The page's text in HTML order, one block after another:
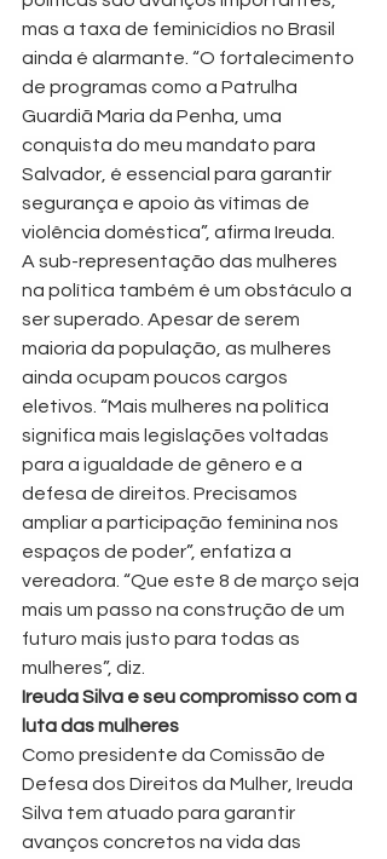
mas a taxa de feminicídios no Brasil
ainda é alarmante. “O fortalecimento
de programas como a Patrulha
Guardiã Maria da Penha, uma
conquista do meu mandato para
Salvador, é essencial para garantir
segurança e apoio às vítimas de
violência doméstica”, afirma Ireuda.
A sub-representação das mulheres
na política também é um obstáculo a
ser superado. Apesar de serem
maioria da população, as mulheres
ainda ocupam poucos cargos
eletivos. “Mais mulheres na política
significa mais legislações voltadas
para a igualdade de gênero e a
defesa de direitos. Precisamos
ampliar a participação feminina nos
espaços de poder”, enfatiza a
vereadora. “Que este 8 de março seja
mais um passo na construção de um
futuro mais justo para todas as
mulheres”, diz.
Ireuda Silva e seu compromisso com a
luta das mulheres
Como presidente da Comissão de
Defesa dos Direitos da Mulher, Ireuda
Silva tem atuado para garantir
avanços concretos na vida das